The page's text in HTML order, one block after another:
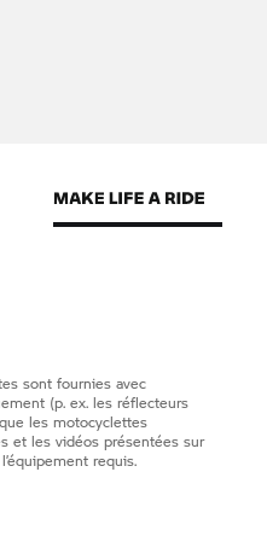
sont fournies avec
(p. ex. les réflecteurs
les motocyclettes
et les vidéos présentées sur
requis.